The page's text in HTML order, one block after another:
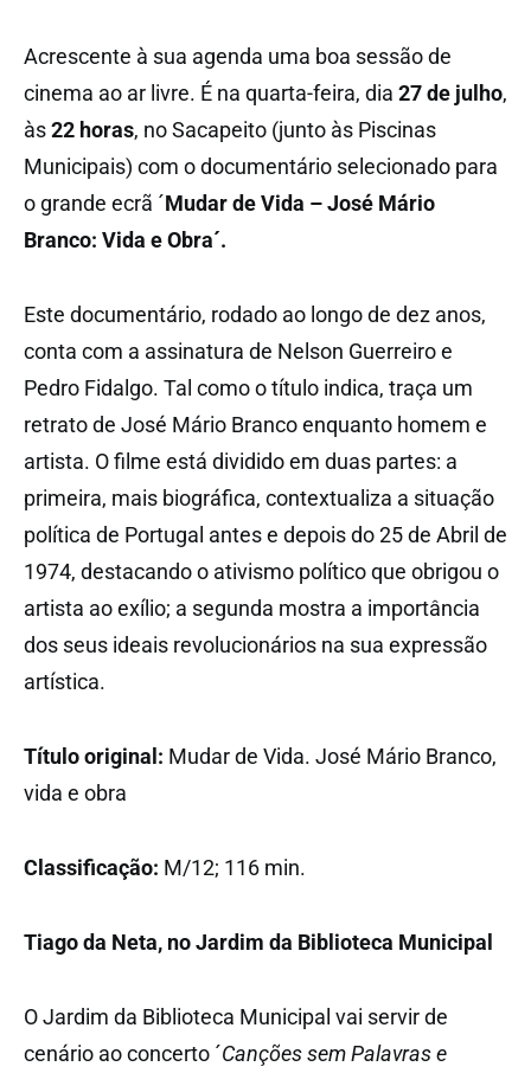
Acrescente à sua agenda uma boa sessão de
cinema ao ar livre. É na quarta-feira, dia 27 de julho,
às22 horas, no Sacapeito (junto às Piscinas
Municipais) com o documentário selecionado para
o grande ecrã ´Mudar de Vida – José Mário
Branco: Vida e Obra´.
Este documentário, rodado ao longo de dez anos,
conta com a assinatura de Nelson Guerreiro e
Pedro Fidalgo. Tal como o título indica, traça um
retrato de José Mário Branco enquanto homem e
artista. O filme está dividido em duas partes: a
primeira, mais biográfica, contextualiza a situação
política de Portugal antes e depois do 25 de Abril de
1974, destacando o ativismo político que obrigou o
artista ao exílio; a segunda mostra a importância
dos seus ideais revolucionários na sua expressão
artística.
Título original: Mudar de Vida. José Mário Branco,
vida e obra
Classificação: M/12; 116 min.
Tiago da Neta, no Jardim da Biblioteca Municipal
O Jardim da Biblioteca Municipal vai servir de
cenário ao concerto ´Canções sem Palavras e